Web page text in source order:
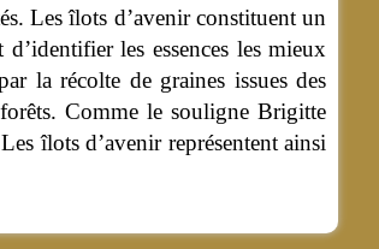
Les îlots d’avenir constituent un
les essences les mieux
la récolte de graines issues des
Comme le souligne Brigitte
îlots d’avenir représentent ainsi